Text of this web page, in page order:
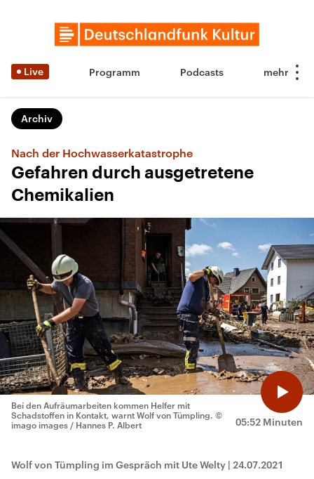
Live Programm Podcasts
Archiv
Nach der Hochwasserkatastrophe
Gefahren durch ausgetretene
Chemikalien
05:52 Minuten
Bei den Aufräumarbeiten kommen Helfer mit
Schadstoffen in Kontakt, warnt Wolf von Tümpling. ©
imago images / Hannes P. Albert
Wolf von Tümpling im Gespräch mit Ute Welty | 24.07.2021